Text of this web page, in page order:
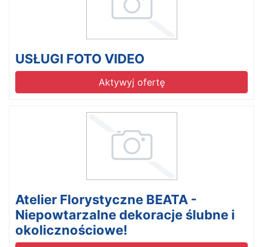
USŁUGI FOTO VIDEO
Aktywyj ofertę
Atelier Florystyczne BEATA -
Niepowtarzalne dekoracje ślubne i
okolicznościowe!